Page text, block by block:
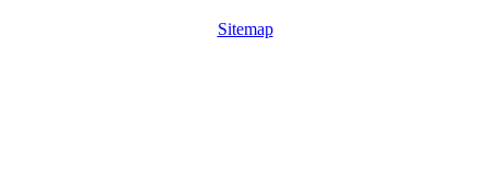
Sitemap